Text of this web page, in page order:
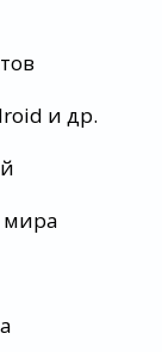
и др.
мира